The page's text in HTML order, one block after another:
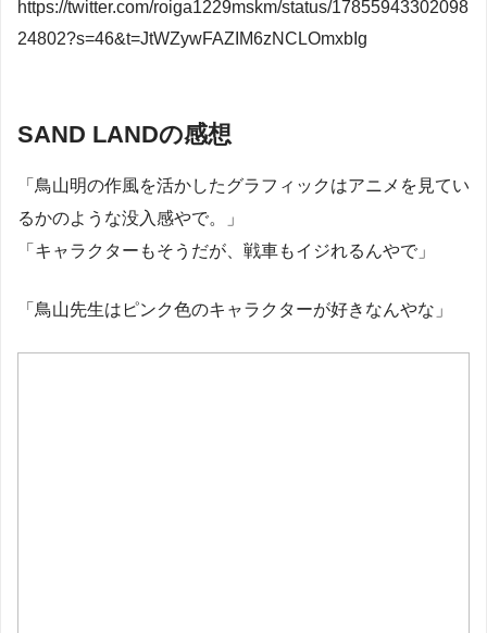
https://twitter.com/roiga1229mskm/status/17855943302098
24802?s=46&t=JtWZywFAZIM6zNCLOmxbIg
SAND LANDの感想
「鳥山明の作風を活かしたグラフィックはアニメを見てい
るかのような没入感やで。」
「キャラクターもそうだが、戦車もイジれるんやで」
「鳥山先生はピンク色のキャラクターが好きなんやな」